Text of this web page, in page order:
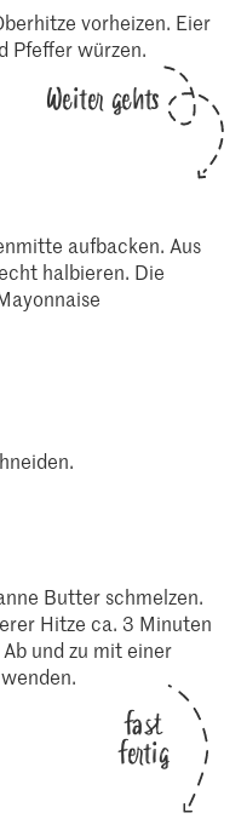
vorheizen. Eier
Pfeffer würzen.
Weiter gehts
aufbacken. Aus
halbieren. Die
Butter schmelzen.
Hitze ca. 3 Minuten
und zu mit einer
fast
fertig